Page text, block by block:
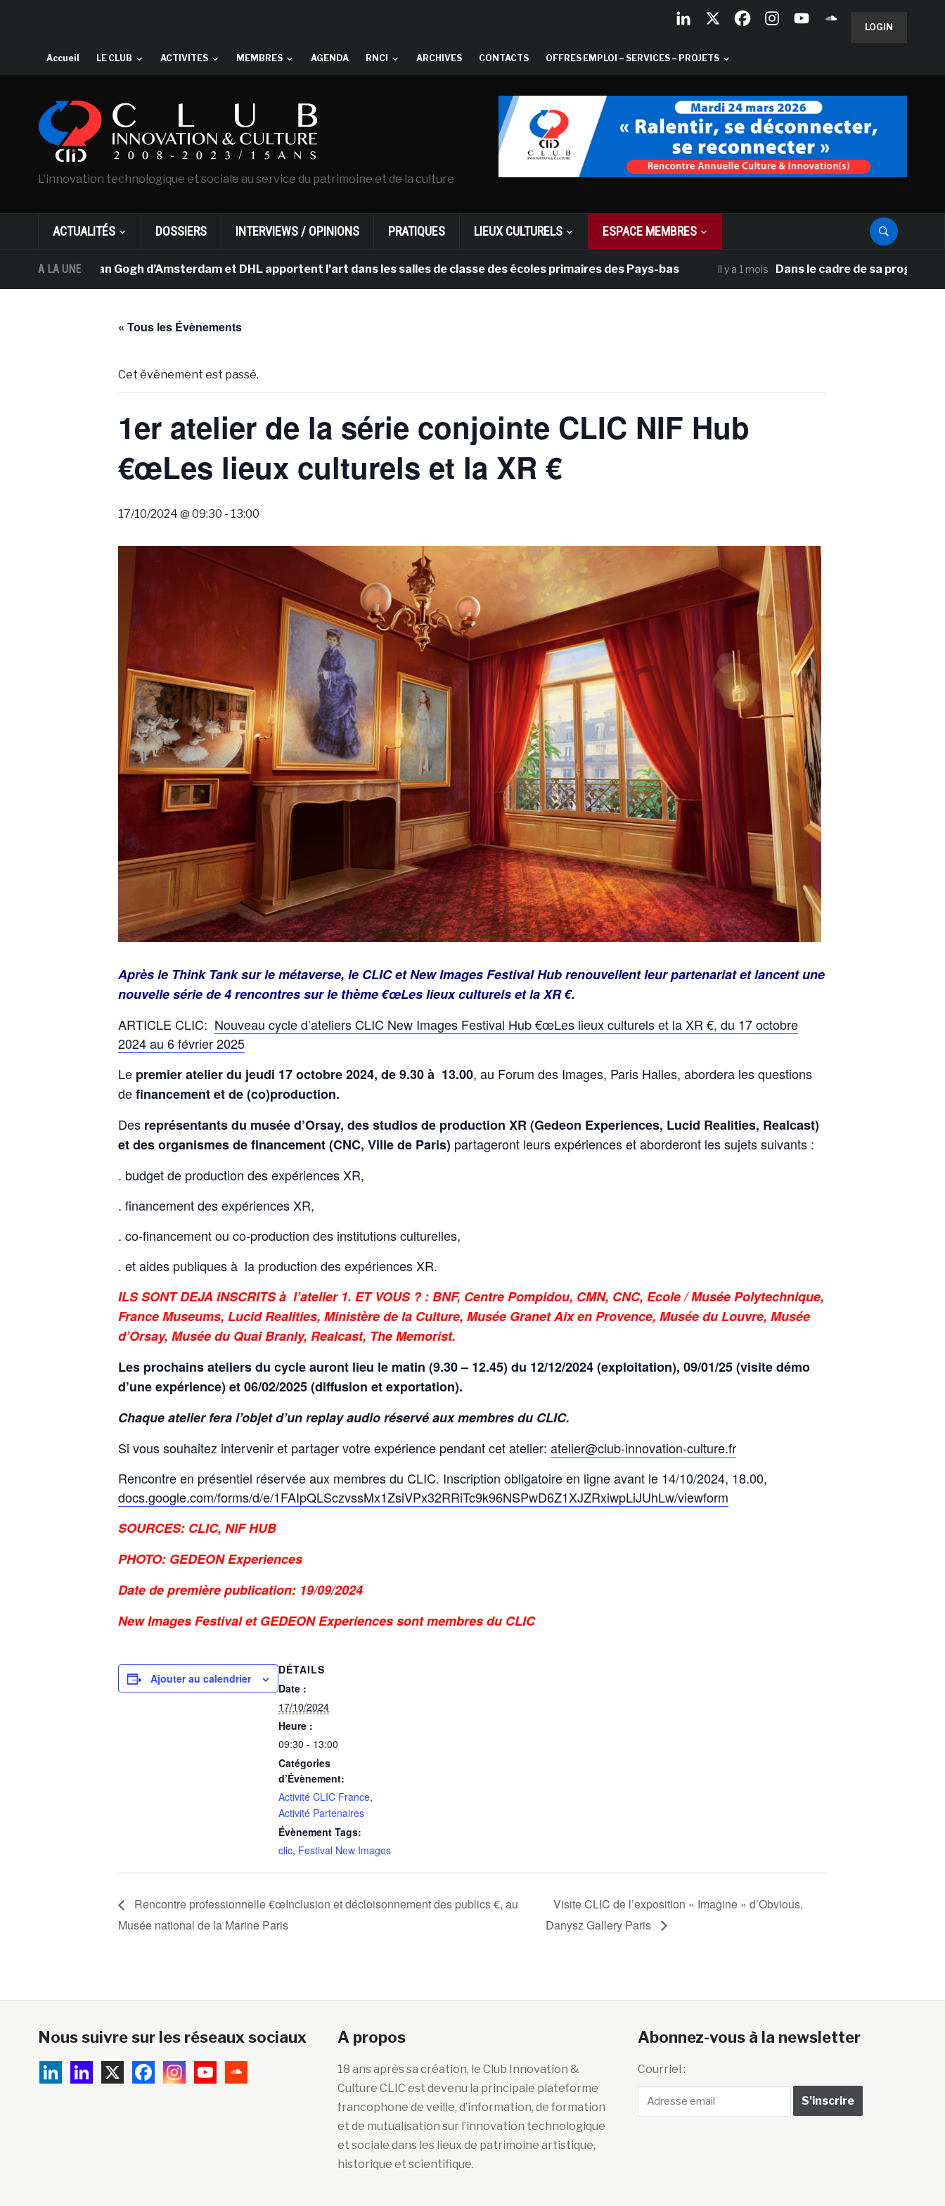
LOGIN
Accueil LE CLUB ACTIVITES MEMBRES AGENDA RNCI ARCHIVES CONTACTS OFFRES EMPLOI – SERVICES – PROJETS
L'innovation technologique et sociale au service du patrimoine et de la culture
ACTUALITÉS DOSSIERS INTERVIEWS / OPINIONS PRATIQUES LIEUX CULTURELS ESPACE MEMBRES
A LA UNE
musée Van Gogh d’Amsterdam et DHL apportent l’art dans les salles de classe des écoles primaires des Pays-bas il y a 1 mois Dans le cadre de sa
« Tous les Évènements
Cet évènement est passé.
1er atelier de la série conjointe CLIC NIF Hub
€œLes lieux culturels et la XR €
17/10/2024 @ 09:30 - 13:00
Après le Think Tank sur le métaverse, le CLIC et New Images Festival Hub renouvellent leur partenariat et lancent une
nouvelle série de 4 rencontres sur le thème €œLes lieux culturels et la XR €.
ARTICLE CLIC: Nouveau cycle d’ateliers CLIC New Images Festival Hub €œLes lieux culturels et la XR €, du 17 octobre
2024 au 6 février 2025
Le premier atelier du jeudi 17 octobre 2024, de 9.30 à 13.00, au Forum des Images, Paris Halles, abordera les questions
definancement et de (co)production.
Des représentants du musée d’Orsay, des studios de production XR (Gedeon Experiences, Lucid Realities, Realcast)
et des organismes de financement (CNC, Ville de Paris) partageront leurs expériences et aborderont les sujets suivants :
. budget de production des expériences XR,
. financement des expériences XR,
. co-financement ou co-production des institutions culturelles,
. et aides publiques à la production des expériences XR.
ILS SONT DEJA INSCRITS à l’atelier 1. ET VOUS ? : BNF, Centre Pompidou, CMN, CNC, Ecole / Musée Polytechnique,
France Museums, Lucid Realities, Ministère de la Culture, Musée Granet Aix en Provence, Musée du Louvre, Musée
d’Orsay, Musée du Quai Branly, Realcast, The Memorist.
Les prochains ateliers du cycle auront lieu le matin (9.30 – 12.45) du 12/12/2024 (exploitation), 09/01/25 (visite démo
d’une expérience) et 06/02/2025 (diffusion et exportation).
Chaque atelier fera l’objet d’un replay audio réservé aux membres du CLIC.
Si vous souhaitez intervenir et partager votre expérience pendant cet atelier: atelier@club-innovation-culture.fr
Rencontre en présentiel réservée aux membres du CLIC. Inscription obligatoire en ligne avant le 14/10/2024, 18.00,
docs.google.com/forms/d/e/1FAIpQLSczvssMx1ZsiVPx32RRiTc9k96NSPwD6Z1XJZRxiwpLiJUhLw/viewform
SOURCES: CLIC, NIF HUB
PHOTO: GEDEON Experiences
Date de première publication: 19/09/2024
New Images Festival et GEDEON Experiences sont membres du CLIC
Ajouter au calendrier
DÉTAILS
Date :
17/10/2024
Heure :
09:30 - 13:00
Catégories
d’Évènement:
Activité CLIC France,
Activité Partenaires
Évènement Tags:
clic, Festival New Images
Rencontre professionnelle €œInclusion et décloisonnement des publics €, au
Musée national de la Marine Paris
Visite CLIC de l’exposition « Imagine » d’Obvious,
Danysz Gallery Paris
Nous suivre sur les réseaux sociaux A propos
18 ans après sa création, le Club Innovation &
Culture CLIC est devenu la principale plateforme
francophone de veille, d’information, de formation
et de mutualisation sur l’innovation technologique
et sociale dans les lieux de patrimoine artistique,
historique et scientifique.
Abonnez-vous à la newsletter
Courriel :